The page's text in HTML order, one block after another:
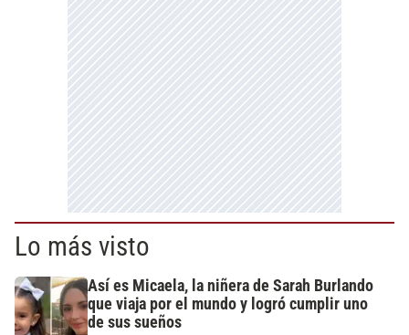
Lo más visto
Así es Micaela, la niñera de Sarah Burlando
que viaja por el mundo y logró cumplir uno
de sus sueños